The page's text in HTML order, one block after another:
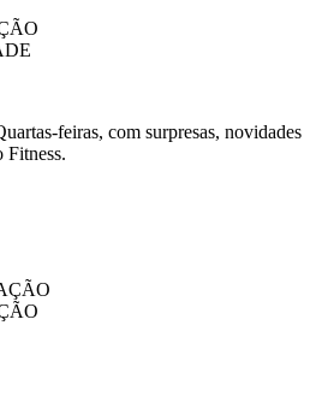
feiras, com surpresas, novidades
Fitness.